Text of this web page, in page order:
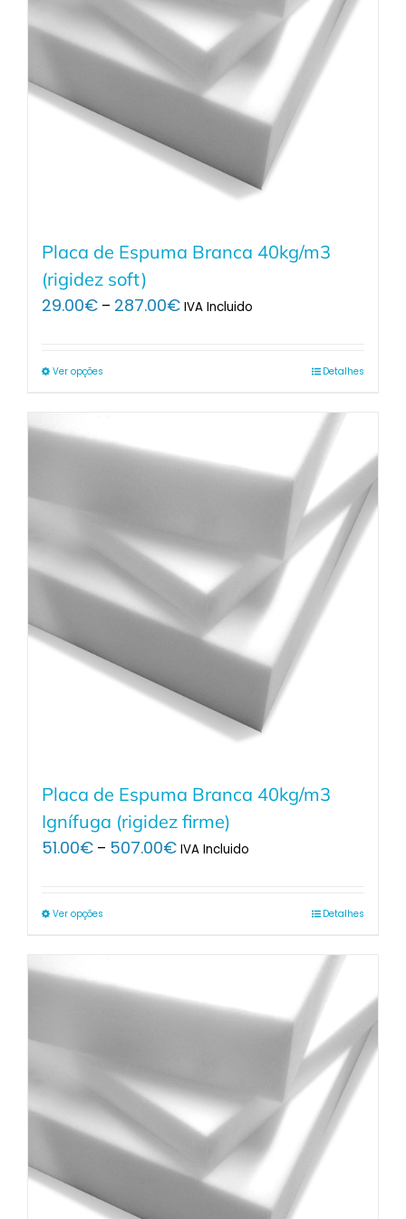
Placa de Espuma Branca 40kg/m3
(rigidez soft)
29.00€ – 287.00€Price
IVA Incluido
Ver opções Detalhes
Placa de Espuma Branca 40kg/m3
Ignífuga (rigidez firme)
51.00€ – 507.00€Price
IVA Incluido
Ver opções Detalhes